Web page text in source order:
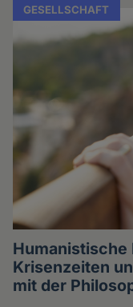
GESELLSCHAFT
Humanistische
Krisenzeiten
mit der